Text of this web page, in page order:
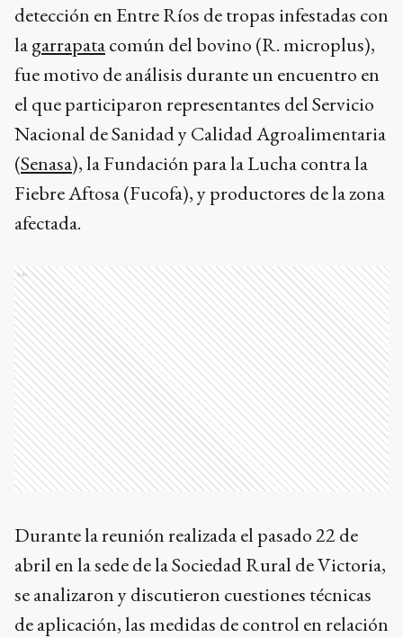
detección en Entre Ríos de tropas infestadas con
lagarrapatacomún del bovino (R. microplus),
fue motivo de análisis durante un encuentro en
el que participaron representantes del Servicio
Nacional de Sanidad y Calidad Agroalimentaria
(Senasa), la Fundación para la Lucha contra la
Fiebre Aftosa (Fucofa), y productores de la zona
afectada.
Ads
Durante la reunión realizada el pasado 22 de
abril en la sede de la Sociedad Rural de Victoria,
se analizaron y discutieron cuestiones técnicas
de aplicación, las medidas de control en relación